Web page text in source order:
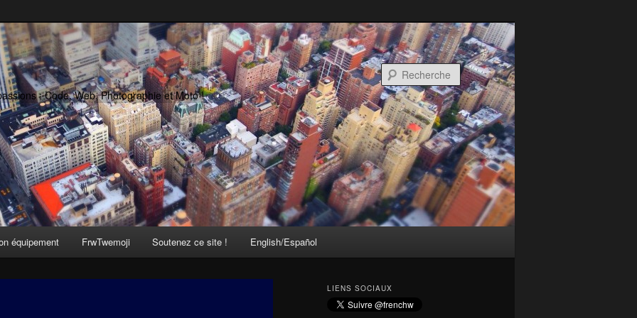
: Code, Web, Photographie et Moto !
Recherche
équipement FrwTwemoji Soutenez ce site ! English/Español
LIENS SOCIAUX